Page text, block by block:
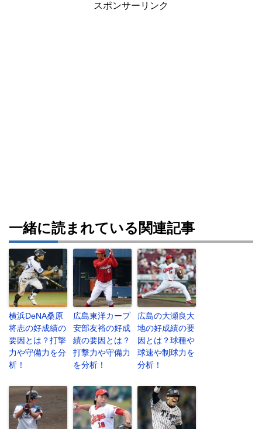
スポンサーリンク
一緒に読まれている関連記事
横浜DeNA桑原
将志の好成績の
要因とは？打撃
力や守備力を分
析！
広島東洋カープ
安部友裕の好成
績の要因とは？
打撃力や守備力
を分析！
広島の大瀬良大
地の好成績の要
因とは？球種や
球速や制球力を
分析！